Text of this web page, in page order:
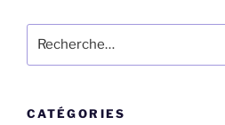
pour
CATÉGORIES